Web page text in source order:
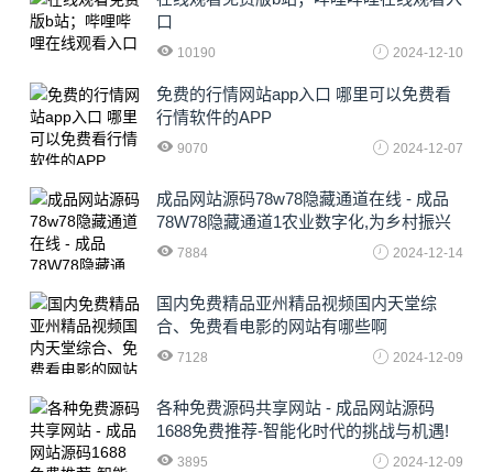
口
10190 2024-12-10
免费的行情网站app入口 哪里可以免费看
行情软件的APP
9070 2024-12-07
成品网站源码78w78隐藏通道在线 - 成品
78W78隐藏通道1农业数字化,为乡村振兴
注入新动力
7884 2024-12-14
国内免费精品亚州精品视频国内天堂综
合、免费看电影的网站有哪些啊
7128 2024-12-09
各种免费源码共享网站 - 成品网站源码
1688免费推荐-智能化时代的挑战与机遇!
3895 2024-12-09